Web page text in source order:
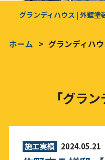
グランディハウス | 外壁
ホーム グランディハ
「グラ
施工実績 2024.05.21